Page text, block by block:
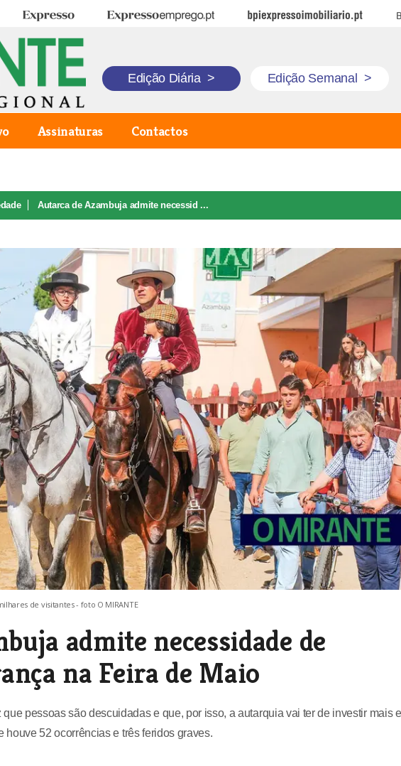
Expresso Expresso Emprego BPI Expresso Imobiliário
Edição Diária > Edição Semanal >
Assinaturas Contactos
Autarca de Azambuja admite necessid ...
de visitantes - foto O MIRANTE
admite necessidade de
na Feira de Maio
pessoas são descuidadas e que, por isso, a autarquia vai ter de investir mais
52 ocorrências e três feridos graves.